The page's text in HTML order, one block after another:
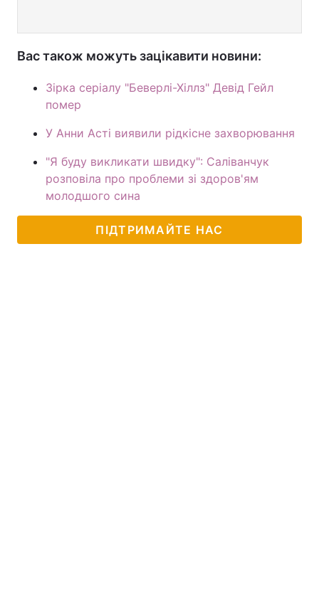
Вас також можуть зацікавити новини:
Зірка серіалу "Беверлі-Хіллз" Девід Гейл
помер
У Анни Асті виявили рідкісне захворювання
"Я буду викликати швидку": Саліванчук
розповіла про проблеми зі здоров'ям
молодшого сина
ПІДТРИМАЙТЕ НАС